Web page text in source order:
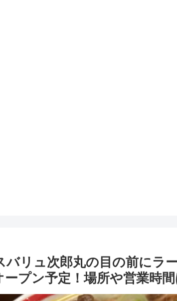
バリュ次郎丸の目の前にラ
ープン予定！場所や営業時間